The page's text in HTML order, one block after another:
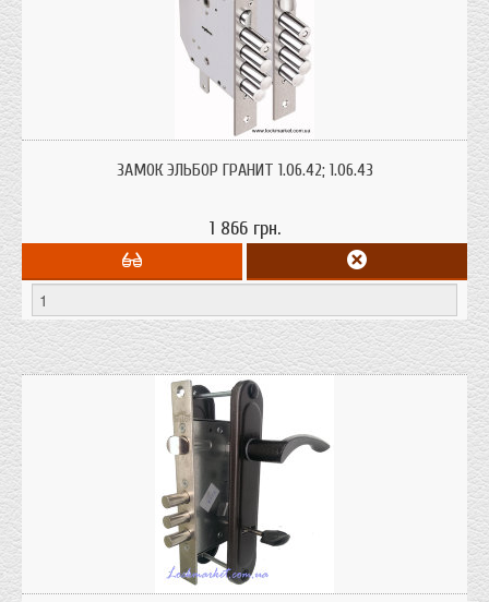
ручку, никель, тягиЗАМОК ЭЛЬБОР ГРАНИТ 1.06.42; 1.06.43
1 866 грн.